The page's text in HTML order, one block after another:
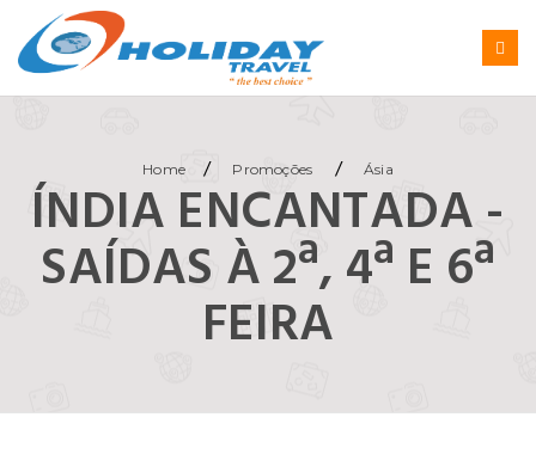
Home / Promoções / Ásia
ÍNDIA ENCANTADA -
SAÍDAS À 2ª, 4ª E 6ª
FEIRA